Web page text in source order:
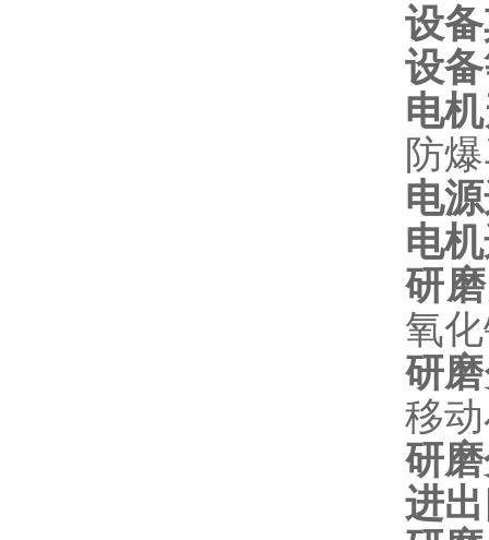
设
设
电
防
电
电
研
氧
研
移
研
进